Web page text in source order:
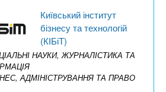
Київський інститут
бізнесу та технологій
(КІБіТ)
НАУКИ, ЖУРНАЛІСТИКА ТА
АДМІНІСТРУВАННЯ ТА ПРАВО